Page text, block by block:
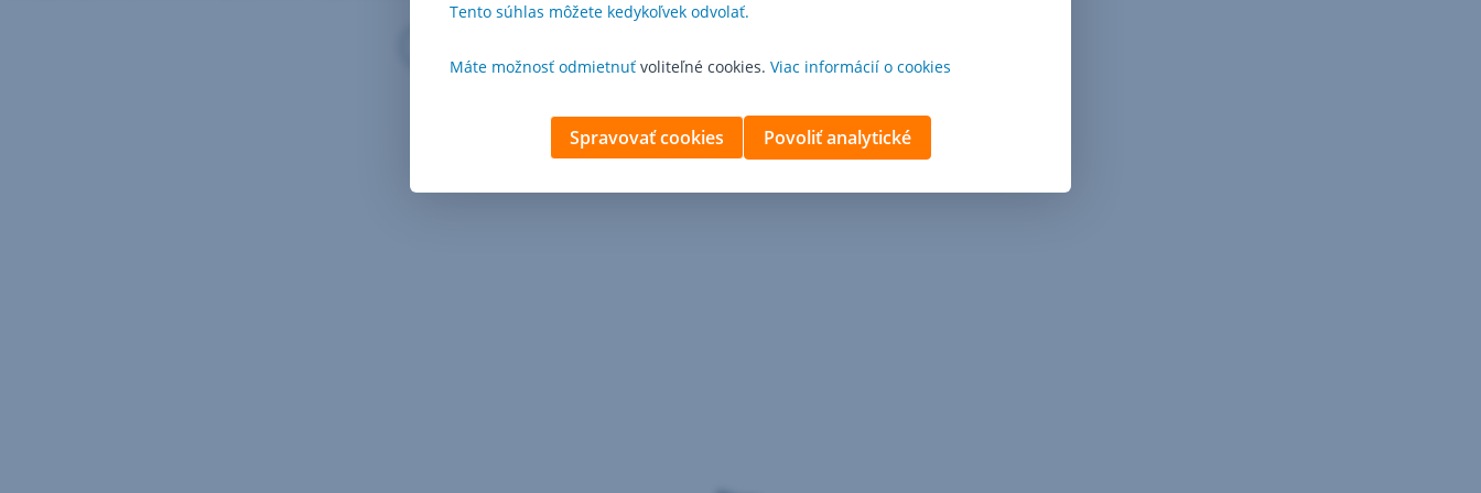
Tento súhlas môžete kedykoľvek odvolať.
Máte možnosť odmietnuť voliteľné cookies. Viac informácií o cookies
Povoliť analytické
Spravovať cookies